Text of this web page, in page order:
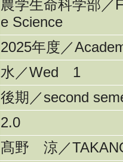
農学生命科学部／
e Science
2025年度／
水／Wed 1
後期／second
2.0
髙野 涼／